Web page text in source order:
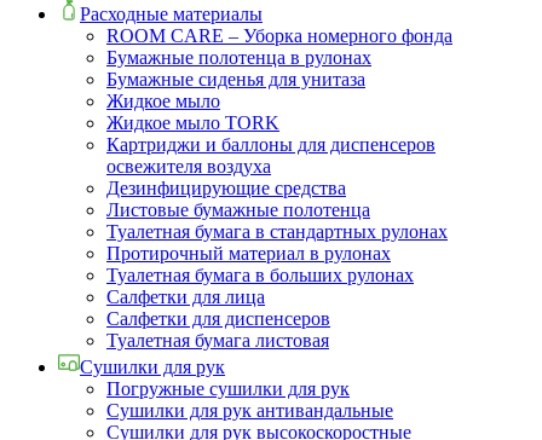
Расходные материалы
ROOM CARE – Уборка номерного фонда
Бумажные полотенца в рулонах
Бумажные сиденья для унитаза
Жидкое мыло
Жидкое мыло TORK
Картриджи и баллоны для диспенсеров
освежителя воздуха
Дезинфицирующие средства
Листовые бумажные полотенца
Туалетная бумага в стандартных рулонах
Протирочный материал в рулонах
Туалетная бумага в больших рулонах
Салфетки для лица
Салфетки для диспенсеров
Туалетная бумага листовая
Сушилки для рук
Погружные сушилки для рук
Сушилки для рук антивандальные
Сушилки для рук высокоскоростные